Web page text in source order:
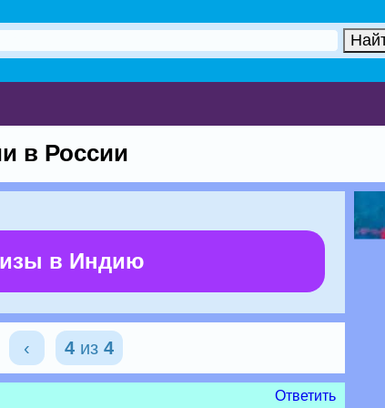
в России
в Индию
‹ 4из 4
Ответить